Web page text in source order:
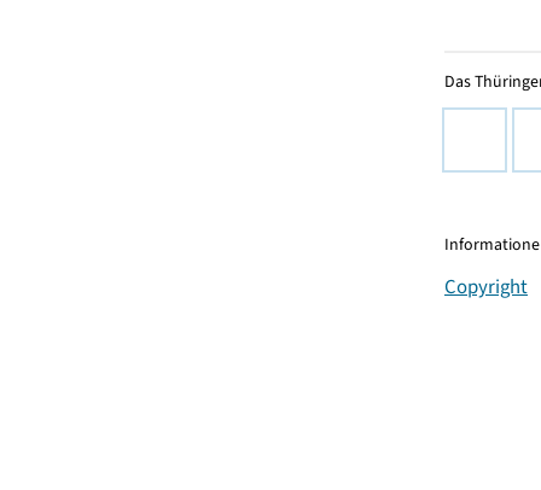
Das
Copyright